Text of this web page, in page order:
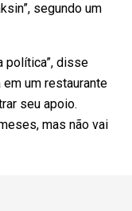
segundo um
política”, disse
em um restaurante
seu apoio.
mas não vai